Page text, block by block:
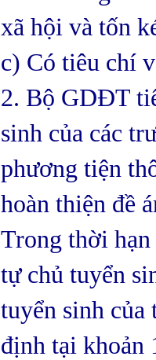
xã hội và tốn
c) Có tiêu chí
2. Bộ GDĐT
sinh của các
phương tiện
hoàn thiện đề
Trong thời
tự chủ tuyển
tuyển sinh của
định tại khoản